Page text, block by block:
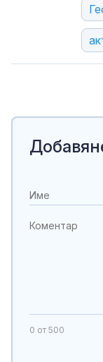
0 от 500